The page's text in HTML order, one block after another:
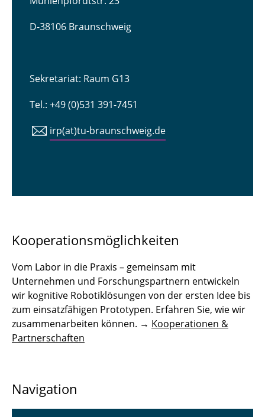
D-38106 Braunschweig
Sekretariat: Raum G13
Tel.: +49 (0)531 391-7451
irp(at)tu-braunschweig.de
Kooperationsmöglichkeiten
Vom Labor in die Praxis – gemeinsam mit
Unternehmen und Forschungspartnern entwickeln
wir kognitive Robotiklösungen von der ersten Idee bis
zum einsatzfähigen Prototypen. Erfahren Sie, wie wir
zusammenarbeiten können. → Kooperationen &
Partnerschaften
Navigation